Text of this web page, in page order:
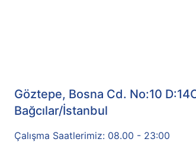
Göztepe, Bosna Cd. No:10
Bağcılar/İstanbul
Çalışma Saatlerimiz: 08.00 - 23:00